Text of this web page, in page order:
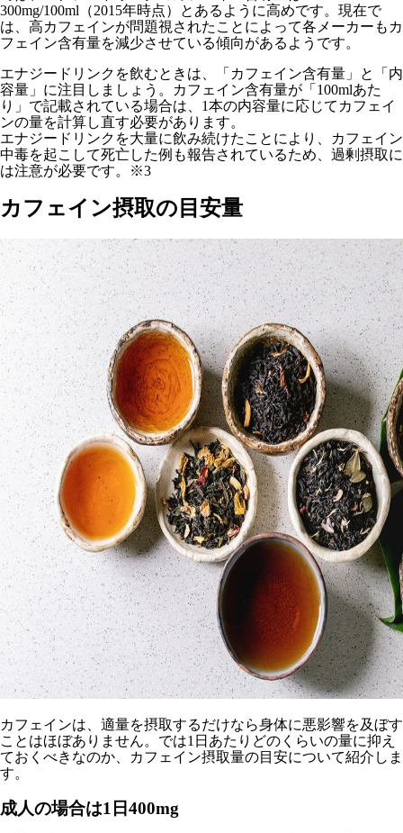
300mg/100ml（2015年時点）とあるように高めです。現在で
は、高カフェインが問題視されたことによって各メーカーもカ
フェイン含有量を減少させている傾向があるようです。
エナジードリンクを飲むときは、「カフェイン含有量」と「内
容量」に注目しましょう。カフェイン含有量が「100mlあた
り」で記載されている場合は、1本の内容量に応じてカフェイ
ンの量を計算し直す必要があります。
エナジードリンクを大量に飲み続けたことにより、カフェイン
中毒を起こして死亡した例も報告されているため、過剰摂取に
は注意が必要です。※3
カフェイン摂取の目安量
カフェインは、適量を摂取するだけなら身体に悪影響を及ぼす
ことはほぼありません。では1日あたりどのくらいの量に抑え
ておくべきなのか、カフェイン摂取量の目安について紹介しま
す。
成人の場合は1日400mg